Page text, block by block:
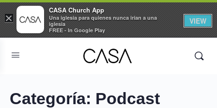
Categoría: Podcast
×
CASA Church App
Una iglesia para quienes nunca irían a una
iglesia
FREE - In Google Play
VIEW